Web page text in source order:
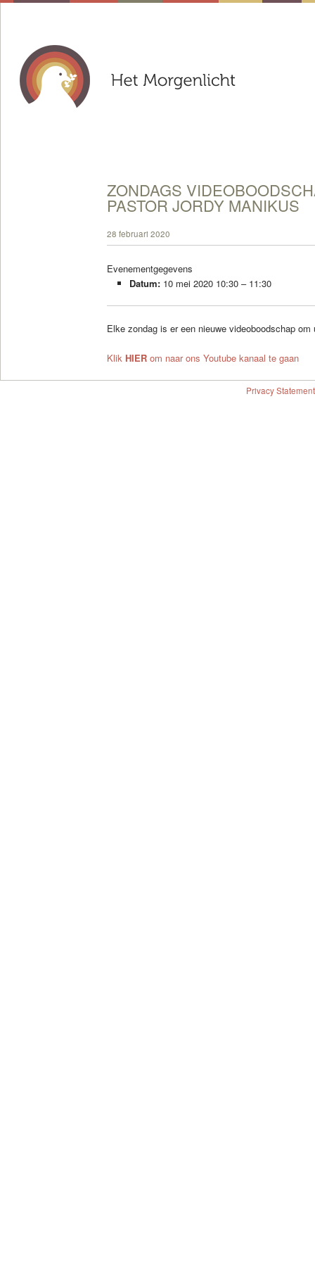
ZONDAGS
PASTOR JORDY MANIKUS
28 februari 2020
Evenementgegevens
Datum: 10 mei 2020 10:30 – 11:30
Elke zondag is er een nieuwe videoboodschap om
Klik HIERom naar ons Youtube kanaal te gaan
Privacy Statement